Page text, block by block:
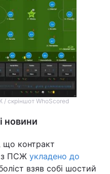
скріншот WhoScored
новини
що контракт
з ПСЖ укладено до
взяв собі шостий